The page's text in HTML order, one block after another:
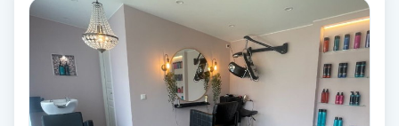
Pensionärklippning
Permanent
Permanent hårborttagning